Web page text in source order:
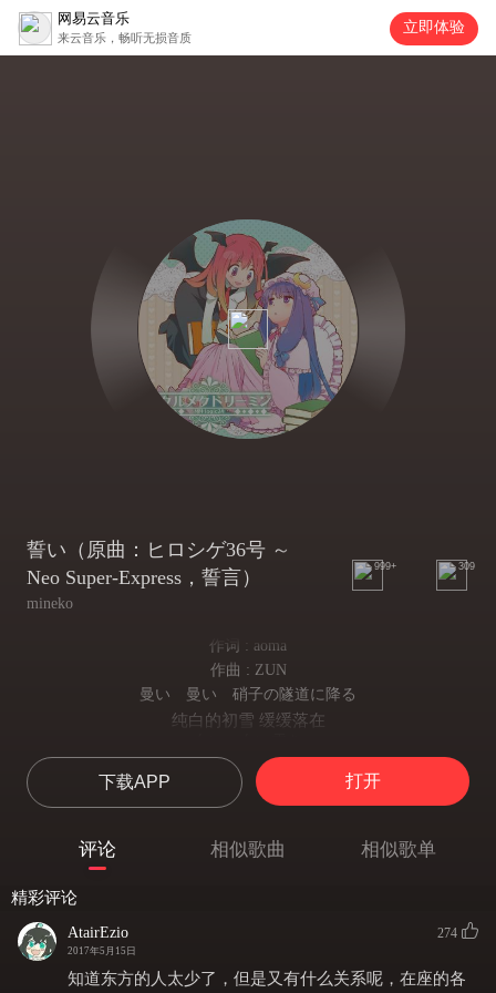
网易云音乐
来云音乐，畅听无损音质
立即体验
誓い（原曲：ヒロシゲ36号 ～
Neo Super-Express，誓言）
mineko
999+ 309
作词 : aoma
作曲 : ZUN
曼い 曼い 硝子の隧道に降る
纯白的初雪 缓缓落在
悠长的玻璃隧道之上
見上げていた
于是 我抬头仰望
一阵琴音从久远的遗落品中传出
確かな調べ
下载APP 打开
评论 相似歌曲 相似歌单
精彩评论
AtairEzio
2017年5月15日
274
知道东方的人太少了，但是又有什么关系呢，在座的各